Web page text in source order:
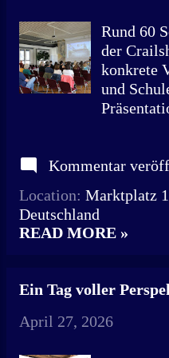
eines 48-
sich auch
Stunden.
– in
um
Rund 60
der
konkrete
und
Grimmer,
diesem
zu
Jonas
Kommentar
Location: Marktplatz
Deutschland
READ MORE »
Ein Tag voller
April 27, 2026